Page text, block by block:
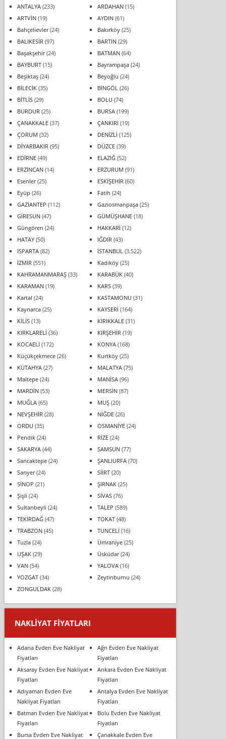
ANTALYA(233) ARDAHAN(15)
ARTVİN(19) AYDIN(61)
Bahçelievler(24) Bakırköy(25)
BALIKESİR (97) BARTIN(29)
Başakşehir(24) BATMAN(64)
BAYBURT(15) Bayrampaşa(24)
Beşiktaş(24) Beyoğlu (24)
BİLECİK(35) BİNGÖL (26)
BİTLİS(29) BOLU (74)
BURDUR (25) BURSA(199)
ÇANAKKALE(37) ÇANKIRI (19)
ÇORUM (32) DENİZLİ (125)
DİYARBAKIR (95) DÜZCE(39)
EDİRNE(49) ELAZIĞ(52)
ERZİNCAN(14) ERZURUM (91)
Esenler(25) ESKİŞEHİR (60)
Eyüp (26) Fatih (24)
GAZİANTEP (112) Gaziosmanpaşa(25)
GİRESUN(47) GÜMÜŞHANE(18)
Güngören (24) HAKKARİ (12)
HATAY(50) IĞDIR (43)
ISPARTA(82) İSTANBUL (3.522)
İZMİR (551) Kadıköy(25)
KAHRAMANMARAŞ(33) KARABÜK(40)
KARAMAN(19) KARS(39)
Kartal (24) KASTAMONU (31)
Kaynarca(25) KAYSERİ (164)
KİLİS(13) KIRIKKALE(31)
KIRKLARELİ (36) KIRŞEHİR (19)
KOCAELİ (172) KONYA(168)
Küçükçekmece(26) Kurtköy(25)
KÜTAHYA(27) MALATYA(75)
Maltepe(24) MANİSA(96)
MARDİN(53) MERSİN(87)
MUĞLA(65) MUŞ(20)
NEVŞEHİR (28) NİĞDE(26)
ORDU (35) OSMANİYE(24)
Pendik(24) RİZE(24)
SAKARYA(44) SAMSUN(77)
Sancaktepe(24) ŞANLIURFA(70)
Sarıyer(24) SİİRT(20)
SİNOP (21) ŞIRNAK(25)
Şişli (24) SİVAS(76)
Sultanbeyli (24) TALEP (589)
TEKİRDAĞ(47) TOKAT(48)
TRABZON(45) TUNCELİ (16)
Tuzla(24) Ümraniye(25)
UŞAK(29) Üsküdar(24)
VAN(54) YALOVA(16)
YOZGAT(34) Zeytinburnu (24)
ZONGULDAK(28)
NAKLIYAT FIYATLARI
Adana Evden Eve Nakliyat
Fiyatları
Ağrı Evden Eve Nakliyat
Fiyatları
Aksaray Evden Eve Nakliyat
Fiyatları
Ankara Evden Eve Nakliyat
Fiyatları
Adıyaman Evden Eve
Nakliyat Fiyatları
Antalya Evden Eve Nakliyat
Fiyatları
Batman Evden Eve Nakliyat
Fiyatları
Bolu Evden Eve Nakliyat
Fiyatları
Bursa Evden Eve Nakliyat
Çanakkale Evden Eve